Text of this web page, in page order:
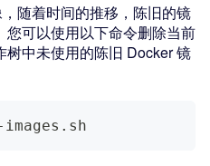
随着时间的推移，陈旧的镜
可以使用以下命令删除当前
中未使用的陈旧 Docker 镜